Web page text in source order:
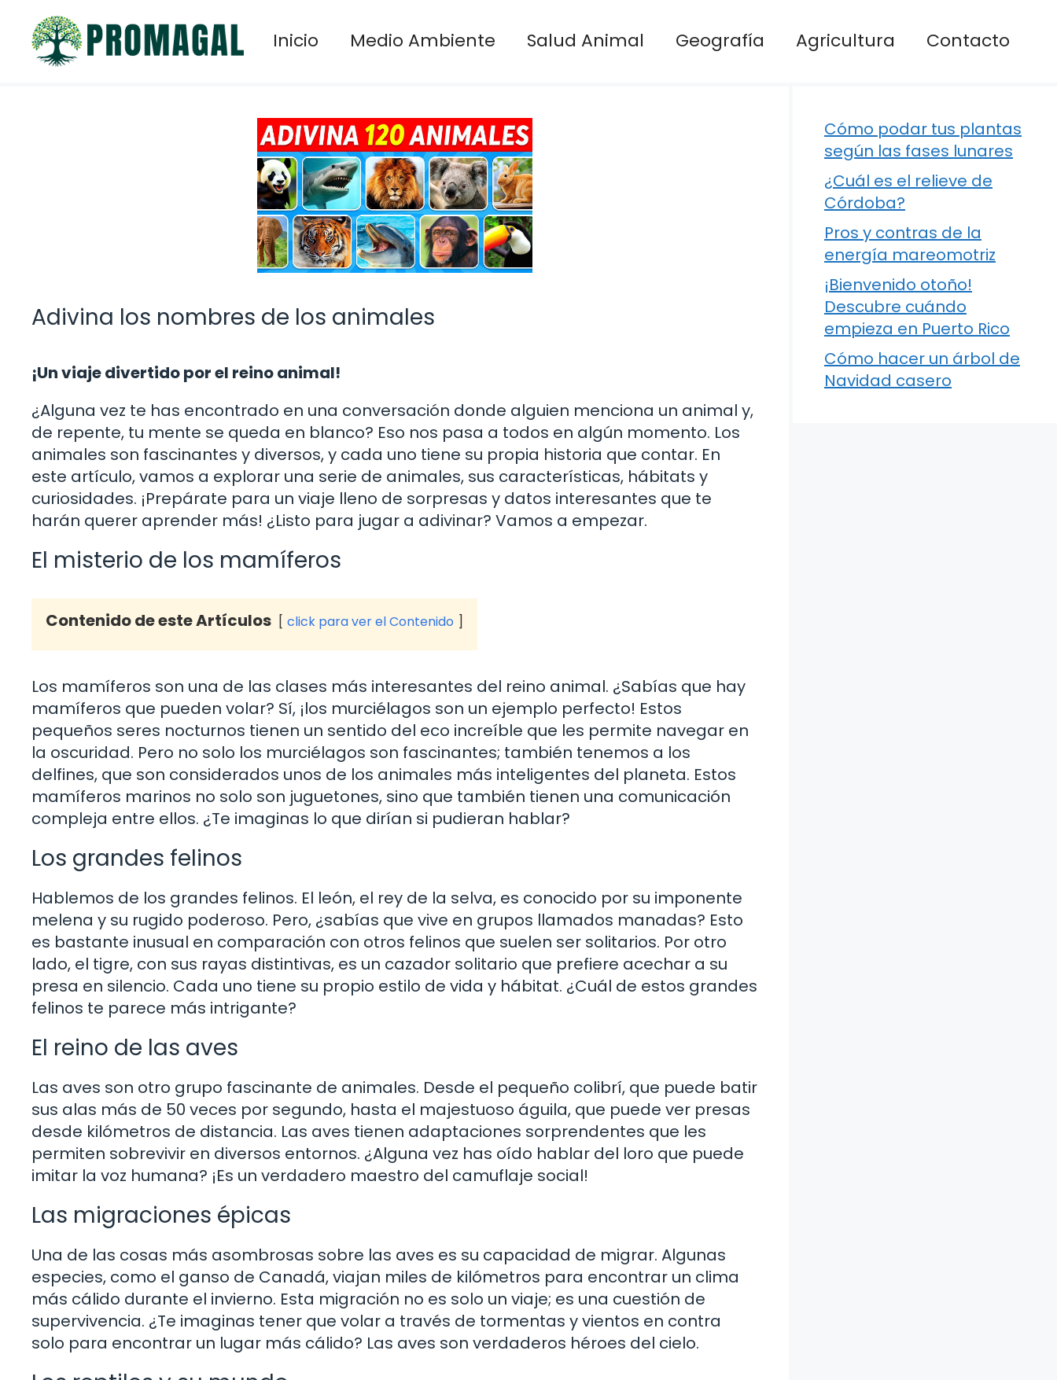
contenido
Inicio Medio Ambiente Salud Animal Geografía Agricultura Contacto
Adivina los nombres de los animales
¡Un viaje divertido por el reino animal!
¿Alguna vez te has encontrado en una conversación donde alguien menciona un animal y,
de repente, tu mente se queda en blanco? Eso nos pasa a todos en algún momento. Los
animales son fascinantes y diversos, y cada uno tiene su propia historia que contar. En
este artículo, vamos a explorar una serie de animales, sus características, hábitats y
curiosidades. ¡Prepárate para un viaje lleno de sorpresas y datos interesantes que te
harán querer aprender más! ¿Listo para jugar a adivinar? Vamos a empezar.
El misterio de los mamíferos
Contenido de este Artículos click para ver el Contenido
Los mamíferos son una de las clases más interesantes del reino animal. ¿Sabías que hay
mamíferos que pueden volar? Sí, ¡los murciélagos son un ejemplo perfecto! Estos
pequeños seres nocturnos tienen un sentido del eco increíble que les permite navegar en
la oscuridad. Pero no solo los murciélagos son fascinantes; también tenemos a los
delfines, que son considerados unos de los animales más inteligentes del planeta. Estos
mamíferos marinos no solo son juguetones, sino que también tienen una comunicación
compleja entre ellos. ¿Te imaginas lo que dirían si pudieran hablar?
Los grandes felinos
Hablemos de los grandes felinos. El león, el rey de la selva, es conocido por su imponente
melena y su rugido poderoso. Pero, ¿sabías que vive en grupos llamados manadas? Esto
es bastante inusual en comparación con otros felinos que suelen ser solitarios. Por otro
lado, el tigre, con sus rayas distintivas, es un cazador solitario que prefiere acechar a su
presa en silencio. Cada uno tiene su propio estilo de vida y hábitat. ¿Cuál de estos grandes
felinos te parece más intrigante?
El reino de las aves
Las aves son otro grupo fascinante de animales. Desde el pequeño colibrí, que puede batir
sus alas más de 50 veces por segundo, hasta el majestuoso águila, que puede ver presas
desde kilómetros de distancia. Las aves tienen adaptaciones sorprendentes que les
permiten sobrevivir en diversos entornos. ¿Alguna vez has oído hablar del loro que puede
imitar la voz humana? ¡Es un verdadero maestro del camuflaje social!
Las migraciones épicas
Una de las cosas más asombrosas sobre las aves es su capacidad de migrar. Algunas
especies, como el ganso de Canadá, viajan miles de kilómetros para encontrar un clima
más cálido durante el invierno. Esta migración no es solo un viaje; es una cuestión de
supervivencia. ¿Te imaginas tener que volar a través de tormentas y vientos en contra
solo para encontrar un lugar más cálido? Las aves son verdaderos héroes del cielo.
Cómo podar tus plantas
según las fases lunares
¿Cuál es el relieve de
Córdoba?
Pros y contras de la
energía mareomotriz
¡Bienvenido otoño!
Descubre cuándo
empieza en Puerto Rico
Cómo hacer un árbol de
Navidad casero